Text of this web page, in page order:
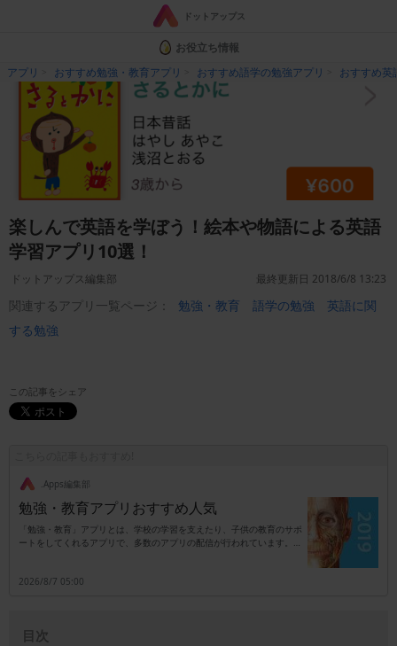
ドットアップス
お役立ち情報
アプリ
おすすめ勉強・教育アプリ おすすめ語学の勉強アプリ おすすめ英
楽しんで英語を学ぼう！絵本や物語による英語
学習アプリ10選！
ドットアップス編集部 最終更新日 2018/6/8 13:23
関連するアプリ一覧ページ： 勉強・教育 語学の勉強
英語に関
する勉強
この記事をシェア
.Apps編集部
勉強・教育アプリおすすめ人気
「勉強・教育」アプリとは、学校の学習を支えたり、子供の教育のサポ
ートをしてくれるアプリで、多数のアプリの配信が行われています。勉
題を解いて答えをさらに応用したりと、勉強に活用できるのが特徴で
んのアプリの中から選べるため、受験勉強に、教育や子育てにと幅広く
2026/8/7 05:00
目次